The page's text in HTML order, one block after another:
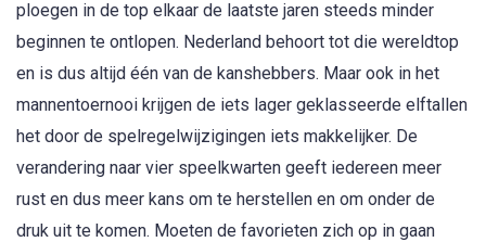
ploegen in de top elkaar de laatste jaren steeds minder
beginnen te ontlopen. Nederland behoort tot die wereldtop
en is dus altijd één van de kanshebbers. Maar ook in het
mannentoernooi krijgen de iets lager geklasseerde elftallen
het door de spelregelwijzigingen iets makkelijker. De
verandering naar vier speelkwarten geeft iedereen meer
rust en dus meer kans om te herstellen en om onder de
druk uit te komen. Moeten de favorieten zich op in gaan